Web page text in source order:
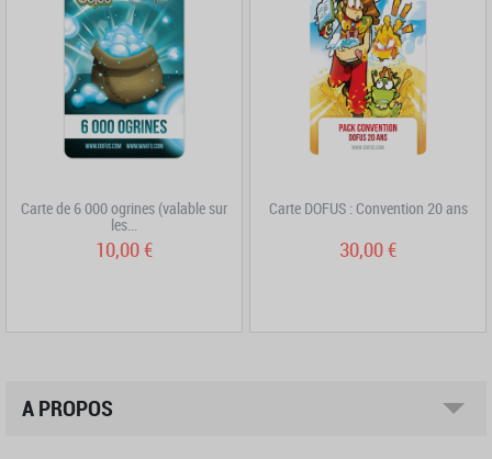
Carte de 6 000 ogrines (valable sur
les...
10,00 €
Carte DOFUS : Convention 20 ans
30,00 €
A PROPOS